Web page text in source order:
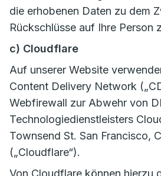
die erhobenen Daten zu dem
Rückschlüsse auf Ihre Person
c) Cloudflare
Auf unserer Website
Content Delivery Network
Webfirewall zur Abwehr von
Technologiedienstleisters
Townsend St. San Francisco,
(„Cloudflare“).
Von Cloudflare können hierzu